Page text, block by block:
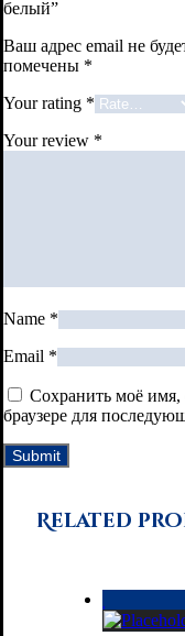
белый”
Ваш адрес email не
помечены *
Your rating *
Your review *
Name *
Email *
Сохранить моё имя,
браузере для
Related